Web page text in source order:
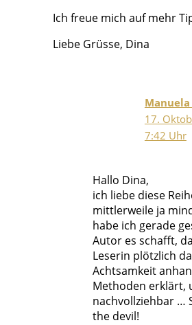
Ich freue mich auf mehr
Liebe Grüsse, Dina
17.
7:42 Uhr
Hallo Dina,
ich liebe diese
mittlerweile ja
habe ich gerade
Autor es schafft,
Leserin plötzlich
Achtsamkeit
Methoden erklärt,
nachvollziehbar …
the devil!